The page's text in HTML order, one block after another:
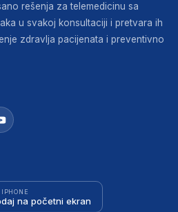
rešenja za telemedicinu sa
u svakoj konsultaciji i pretvara ih
zdravlja pacijenata i preventivno
na početni ekran